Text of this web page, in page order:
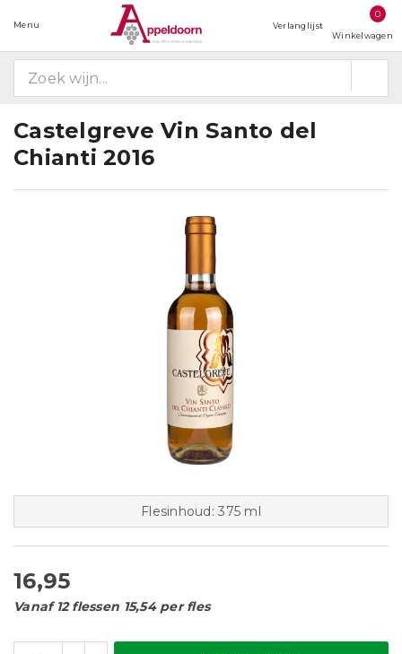
Menu Verlanglijst
0
Winkelwagen
Castelgreve Vin Santo del
Chianti 2016
Flesinhoud: 375 ml
16,95
Vanaf 12 flessen 15,54 per fles